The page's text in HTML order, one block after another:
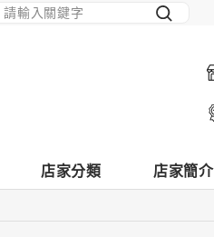
店家分類 店家簡介